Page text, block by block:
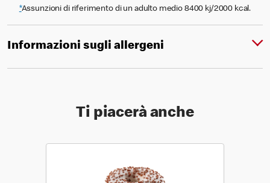
*Assunzioni di riferimento di un adulto medio 8400 kj/2000 kcal.
Informazioni sugli allergeni
Ti piacerà anche